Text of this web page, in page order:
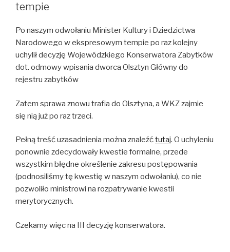
tempie
Po naszym odwołaniu Minister Kultury i Dziedzictwa
Narodowego w ekspresowym tempie po raz kolejny
uchylił decyzję Wojewódzkiego Konserwatora Zabytków
dot. odmowy wpisania dworca Olsztyn Główny do
rejestru zabytków
Zatem sprawa znowu trafia do Olsztyna, a WKZ zajmie
się nią już po raz trzeci.
Pełną treść uzasadnienia można znaleźćtutaj. O uchyleniu
ponownie zdecydowały kwestie formalne, przede
wszystkim błędne określenie zakresu postępowania
(podnosiliśmy tę kwestię w naszym odwołaniu), co nie
pozwoliło ministrowi na rozpatrywanie kwestii
merytorycznych.
Czekamy więc na III decyzję konserwatora.